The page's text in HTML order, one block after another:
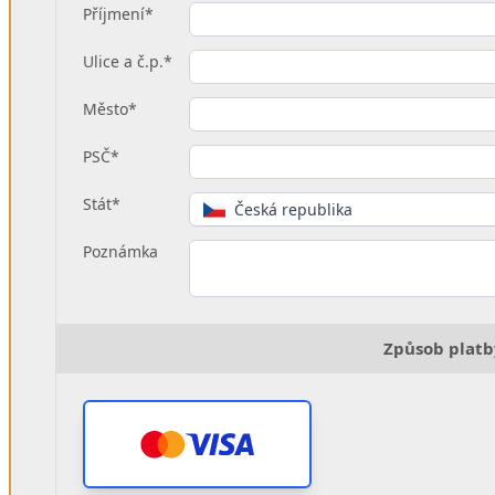
Příjmení*
Ulice a č.p.*
Město*
PSČ*
Stát*
Česká republika
Poznámka
Způsob